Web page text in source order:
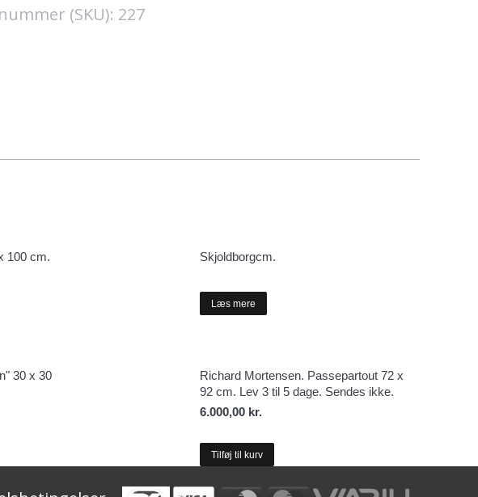
(SKU): 227
100 cm.
Skjoldborgcm.
Læs mere
30 x 30
Richard Mortensen. Passepartout 72 x
92 cm. Lev 3 til 5 dage. Sendes ikke.
6.000,00 kr.
Tilføj til kurv